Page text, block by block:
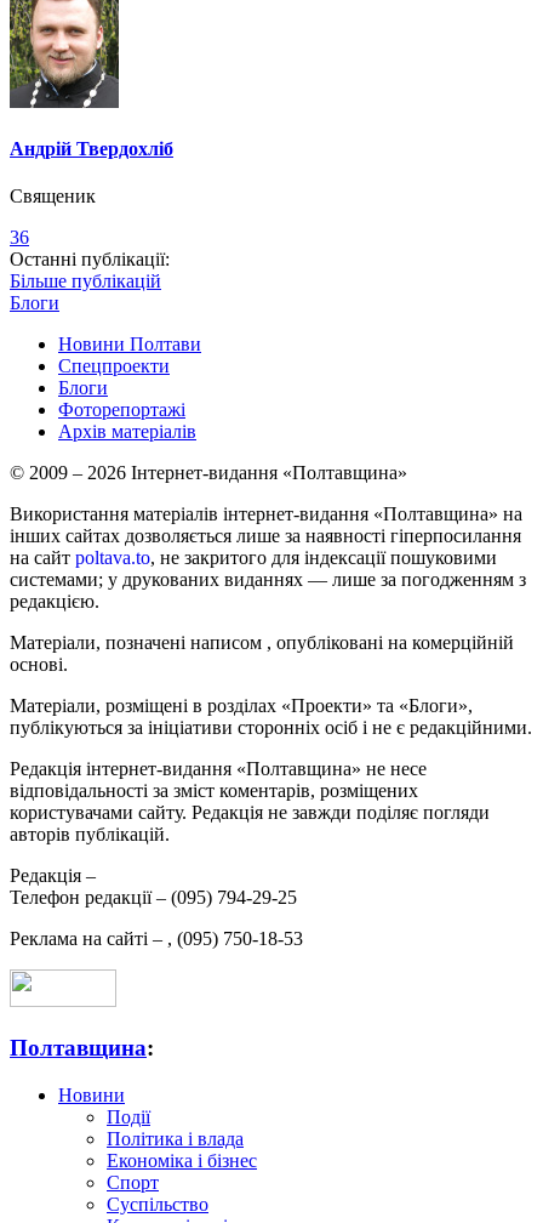
Андрій Твердохліб
Священик
36
Останні публікації:
Більше публікацій
Блоги
Новини Полтави
Спецпроекти
Блоги
Фоторепортажі
Архів матеріалів
© 2009 – 2026 Інтернет-видання «Полтавщина»
Використання матеріалів інтернет-видання «Полтавщина» на
інших сайтах дозволяється лише за наявності гіперпосилання
на сайт poltava.to, не закритого для індексації пошуковими
системами; у друкованих виданнях — лише за погодженням з
редакцією.
Матеріали, позначені написом , опубліковані на комерційній
основі.
Матеріали, розміщені в розділах «Проекти» та «Блоги»,
публікуються за ініціативи сторонніх осіб і не є редакційними.
Редакція інтернет-видання «Полтавщина» не несе
відповідальності за зміст коментарів, розміщених
користувачами сайту. Редакція не завжди поділяє погляди
авторів публікацій.
Редакція –
Телефон редакції – (095) 794-29-25
Реклама на сайті – , (095) 750-18-53
Полтавщина:
Новини
Події
Політика і влада
Економіка і бізнес
Спорт
Суспільство